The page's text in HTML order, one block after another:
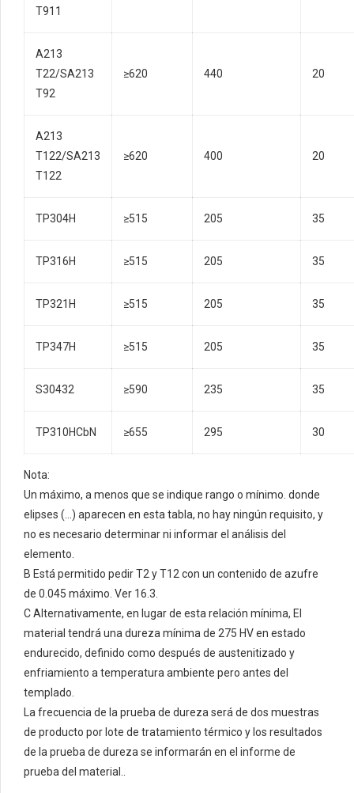
T911
A213
T22/SA213
T92
≥620 440 20
A213
T122/SA213
T122
≥620 400 20
TP304H ≥515 205 35
TP316H ≥515 205 35
TP321H ≥515 205 35
TP347H ≥515 205 35
S30432 ≥590 235 35
TP310HCbN ≥655 295 30
Nota:
Un máximo, a menos que se indique rango o mínimo. donde
elipses (…) aparecen en esta tabla, no hay ningún requisito, y
no es necesario determinar ni informar el análisis del
elemento.
B Está permitido pedir T2 y T12 con un contenido de azufre
de 0.045 máximo. Ver 16.3.
C Alternativamente, en lugar de esta relación mínima, El
material tendrá una dureza mínima de 275 HV en estado
endurecido, definido como después de austenitizado y
enfriamiento a temperatura ambiente pero antes del
templado.
La frecuencia de la prueba de dureza será de dos muestras
de producto por lote de tratamiento térmico y los resultados
de la prueba de dureza se informarán en el informe de
prueba del material..